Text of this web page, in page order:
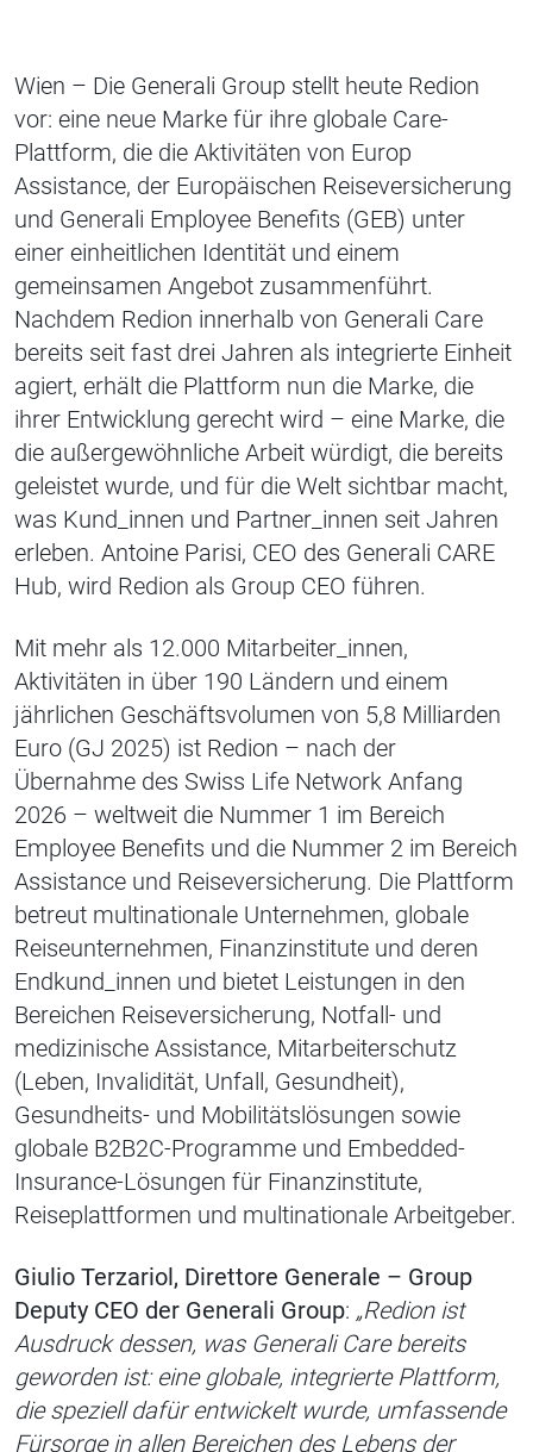
Wien – Die Generali Group stellt heute Redion
vor: eine neue Marke für ihre globale Care-
Plattform, die die Aktivitäten von Europ
Assistance, der Europäischen Reiseversicherung
und Generali Employee Benefits (GEB) unter
einer einheitlichen Identität und einem
gemeinsamen Angebot zusammenführt.
Nachdem Redion innerhalb von Generali Care
bereits seit fast drei Jahren als integrierte Einheit
agiert, erhält die Plattform nun die Marke, die
ihrer Entwicklung gerecht wird – eine Marke, die
die außergewöhnliche Arbeit würdigt, die bereits
geleistet wurde, und für die Welt sichtbar macht,
was Kund_innen und Partner_innen seit Jahren
erleben. Antoine Parisi, CEO des Generali CARE
Hub, wird Redion als Group CEO führen.
Mit mehr als 12.000 Mitarbeiter_innen,
Aktivitäten in über 190 Ländern und einem
jährlichen Geschäftsvolumen von 5,8 Milliarden
Euro (GJ 2025) ist Redion – nach der
Übernahme des Swiss Life Network Anfang
2026 – weltweit die Nummer 1 im Bereich
Employee Benefits und die Nummer 2 im Bereich
Assistance und Reiseversicherung. Die Plattform
betreut multinationale Unternehmen, globale
Reiseunternehmen, Finanzinstitute und deren
Endkund_innen und bietet Leistungen in den
Bereichen Reiseversicherung, Notfall- und
medizinische Assistance, Mitarbeiterschutz
(Leben, Invalidität, Unfall, Gesundheit),
Gesundheits- und Mobilitätslösungen sowie
globale B2B2C-Programme und Embedded-
Insurance-Lösungen für Finanzinstitute,
Reiseplattformen und multinationale Arbeitgeber.
Giulio Terzariol, Direttore Generale – Group
Deputy CEO der Generali Group: „Redion ist
Ausdruck dessen, was Generali Care bereits
geworden ist: eine globale, integrierte Plattform,
die speziell dafür entwickelt wurde, umfassende
Fürsorge in allen Bereichen des Lebens der